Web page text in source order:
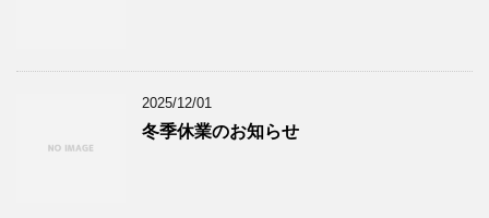
2025/12/01
冬季休業のお知らせ